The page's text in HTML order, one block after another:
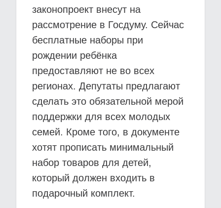
законопроект внесут на
рассмотрение в Госдуму. Сейчас
бесплатные наборы при
рождении ребёнка
предоставляют не во всех
регионах. Депутаты предлагают
сделать это обязательной мерой
поддержки для всех молодых
семей. Кроме того, в документе
хотят прописать минимальный
набор товаров для детей,
который должен входить в
подарочный комплект.